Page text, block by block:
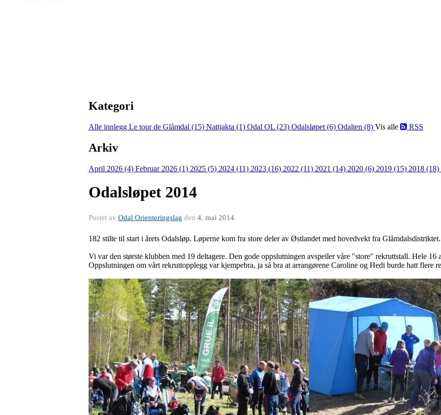
Kategori
Alle innlegg Le tour de Glåmdal (15) Nattjakta (1) Odal OL (23) Odalsløpet (6) Odalten (8) Vis alle RSS
Arkiv
April 2026 (4) Februar 2026 (1) 2025 (5) 2024 (11) 2023 (16) 2022 (11) 2021 (14) 2020 (6) 2019 (15) 2018 (18)
Odalsløpet 2014
Postet av Odal Orienteringslag den 4. mai 2014
182 stilte til start i årets Odalsløp. Løperne kom fra store deler av Østlandet med hovedvekt fra Glåmdalsdistriktet.
Vi var den største klubben med 19 deltagere. Den gode oppslutningen avspeiler våre "store" rekruttstall. Hele 16
Oppslutningen om vårt rekruttopplegg var kjempebra, ja så bra at arrangørene Caroline og Hedi burde hatt flere